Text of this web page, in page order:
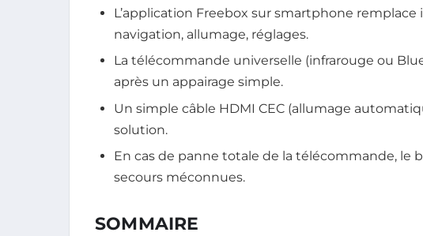
L’application Freebox sur smartphone
navigation, allumage, réglages.
La télécommande universelle (infrarouge ou
après un appairage simple.
Un simple câble HDMI CEC (allumage
solution.
En cas de panne totale de la télécommande, le
secours méconnues.
SOMMAIRE